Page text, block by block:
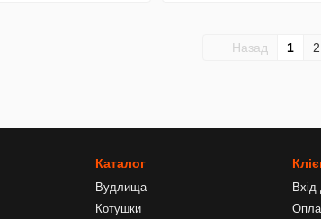
Назад 1 2
Каталог
Вудлища
Котушки
Вхід